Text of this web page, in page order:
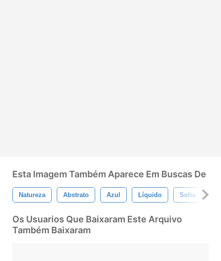
Esta Imagem Também Aparece Em Buscas De
Natureza Abstrato Azul Líquido Solta
Os Usuarios Que Baixaram Este Arquivo
Também Baixaram